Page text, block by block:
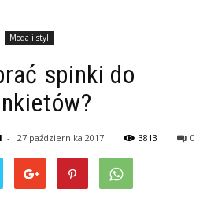
Moda i styl
spinki do
- 27 października 2017 3813 0